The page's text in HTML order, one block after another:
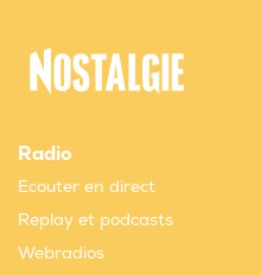
Radio
Ecouter en direct
Replay et podcasts
Webradios